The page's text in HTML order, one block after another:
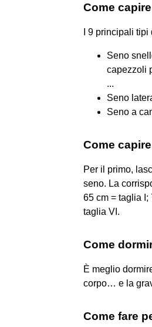
Come
I 9 principali
Seno
capezzoli
...
Seno
Seno a
Come
Per il primo,
seno. La
65 cm = taglia I;
taglia VI.
Come
È meglio
corpo… e la
Come fare